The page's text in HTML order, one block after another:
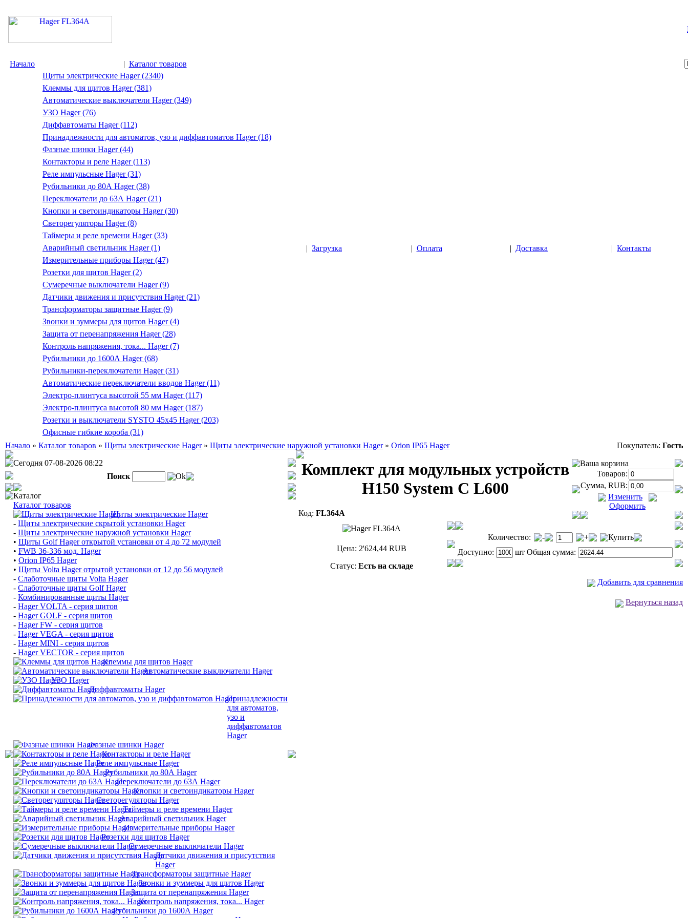
Начало | Каталог товаров
Щиты электрические Hager (2340)
Клеммы для щитов Hager (381)
Автоматические выключатели Hager (349)
УЗО Hager (76)
Диффавтоматы Hager (112)
Принадлежности для автоматов, узо и диффавтоматов Hager (18)
Фазные шинки Hager (44)
Контакторы и реле Hager (113)
Реле импульсные Hager (31)
Рубильники до 80А Hager (38)
Переключатели до 63А Hager (21)
Кнопки и светоиндикаторы Hager (30)
Светорегуляторы Hager (8)
Таймеры и реле времени Hager (33)
Аварийный светильник Hager (1)
Измерительные приборы Hager (47)
Розетки для щитов Hager (2)
Сумеречные выключатели Hager (9)
Датчики движения и присутствия Hager (21)
Трансформаторы защитные Hager (9)
Звонки и зуммеры для щитов Hager (4)
Защита от перенапряжения Hager (28)
Контроль напряжения, тока... Hager (7)
Рубильники до 1600А Hager (68)
Рубильники-переключатели Hager (31)
Автоматические переключатели вводов Hager (11)
Электро-плинтуса высотой 55 мм Hager (117)
Электро-плинтуса высотой 80 мм Hager (187)
Розетки и выключатели SYSTO 45х45 Hager (203)
Офисные гибкие короба (31)
| Загрузка | Оплата | Доставка | Контакты
Начало » Каталог товаров » Щиты электрические Hager» Щиты электрические наружной установки Hager» Orion IP65 Hager Покупатель: Гость
Сегодня 07-08-2026 08:22
Поиск
Ok
Каталог
Каталог товаров
Щиты электрические Hager
- Щиты электрические скрытой установки Hager
- Щиты электрические наружной установки Hager
• Щиты Golf Hager открытой установки от 4 до 72 модулей
• FWB 36-336 мод. Hager
• Orion IP65 Hager
• Щиты Volta Hager отрытой установки от 12 до 56 модулей
- Слаботочные щиты Volta Hager
- Слаботочные щиты Golf Hager
- Комбинированные щиты Hager
- Hager VOLTA - серия щитов
- Hager GOLF - серия щитов
- Hager FW - серия щитов
- Hager VEGA - серия щитов
- Hager MINI - серия щитов
- Hager VECTOR - серия щитов
Клеммы для щитов Hager
Автоматические выключатели Hager
УЗО Hager
Диффавтоматы Hager
Принадлежности
для автоматов,
узо и
диффавтоматов
Hager
Фазные шинки Hager
Контакторы и реле Hager
Реле импульсные Hager
Рубильники до 80А Hager
Переключатели до 63А Hager
Кнопки и светоиндикаторы Hager
Светорегуляторы Hager
Таймеры и реле времени Hager
Аварийный светильник Hager
Измерительные приборы Hager
Розетки для щитов Hager
Сумеречные выключатели Hager
Датчики движения и присутствия
Hager
Трансформаторы защитные Hager
Звонки и зуммеры для щитов Hager
Защита от перенапряжения Hager
Контроль напряжения, тока... Hager
Рубильники до 1600А Hager
Комплект для модульных устройств
H150 System C L600
Код: FL364A
Ваша корзина
Товаров:
Сумма, RUB:
Изменить
Оформить
Цена: 2'624,44RUB
Статус: Есть на складе
Количество: - +
Купить
Доступно:
шт Общая сумма:
Добавить для сравнения
Вернуться назад